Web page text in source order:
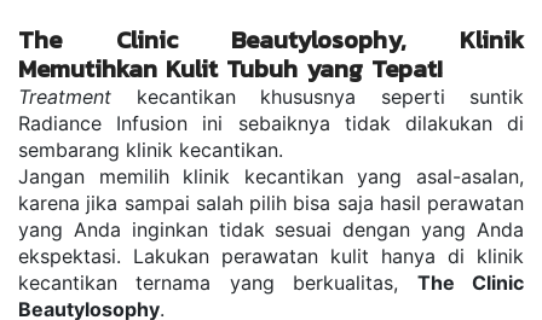
The Clinic Beautylosophy, Klinik
Memutihkan Kulit Tubuh yang Tepat!
Treatment kecantikan khususnya seperti suntik
Radiance Infusion ini sebaiknya tidak dilakukan di
sembarang klinik kecantikan.
Jangan memilih klinik kecantikan yang asal-asalan,
karena jika sampai salah pilih bisa saja hasil perawatan
yang Anda inginkan tidak sesuai dengan yang Anda
ekspektasi. Lakukan perawatan kulit hanya di klinik
kecantikan ternama yang berkualitas, The Clinic
Beautylosophy.